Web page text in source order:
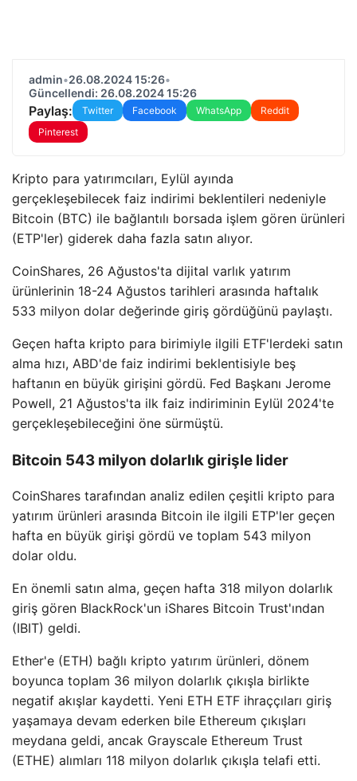
admin•26.08.2024 15:26•
Güncellendi: 26.08.2024 15:26
Paylaş: Twitter Facebook WhatsApp
Reddit
Pinterest
Kripto para yatırımcıları, Eylül ayında
gerçekleşebilecek faiz indirimi beklentileri nedeniyle
Bitcoin (BTC) ile bağlantılı borsada işlem gören ürünleri
(ETP'ler) giderek daha fazla satın alıyor.
CoinShares, 26 Ağustos'ta dijital varlık yatırım
ürünlerinin 18-24 Ağustos tarihleri ​​arasında haftalık
533 milyon dolar değerinde giriş gördüğünü paylaştı.
Geçen hafta kripto para birimiyle ilgili ETF'lerdeki satın
alma hızı, ABD'de faiz indirimi beklentisiyle beş
haftanın en büyük girişini gördü. Fed Başkanı Jerome
Powell, 21 Ağustos'ta ilk faiz indiriminin Eylül 2024'te
gerçekleşebileceğini öne sürmüştü.
Bitcoin 543 milyon dolarlık girişle lider
CoinShares tarafından analiz edilen çeşitli kripto para
yatırım ürünleri arasında Bitcoin ile ilgili ETP'ler geçen
hafta en büyük girişi gördü ve toplam 543 milyon
dolar oldu.
En önemli satın alma, geçen hafta 318 milyon dolarlık
giriş gören BlackRock'un iShares Bitcoin Trust'ından
(IBIT) geldi.
Ether'e (ETH) bağlı kripto yatırım ürünleri, dönem
boyunca toplam 36 milyon dolarlık çıkışla birlikte
negatif akışlar kaydetti. Yeni ETH ETF ihraççıları giriş
yaşamaya devam ederken bile Ethereum çıkışları
meydana geldi, ancak Grayscale Ethereum Trust
(ETHE) alımları 118 milyon dolarlık çıkışla telafi etti.